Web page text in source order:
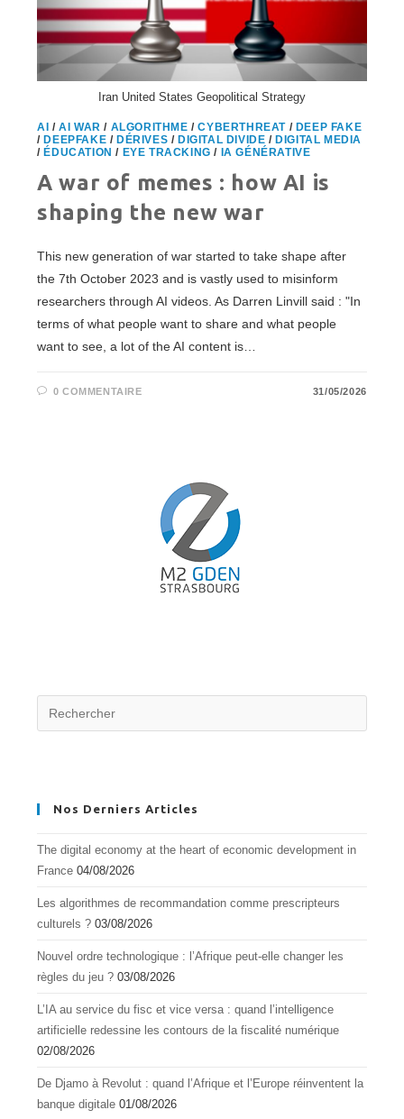
Iran United States Geopolitical Strategy
AI /AI WAR / ALGORITHME /CYBERTHREAT / DEEP FAKE
/ DEEPFAKE / DÉRIVES / DIGITAL DIVIDE / DIGITAL MEDIA
/ ÉDUCATION / EYE TRACKING / IA GÉNÉRATIVE
A war of memes : how AI is
shaping the new war
This new generation of war started to take shape after
the 7th October 2023 and is vastly used to misinform
researchers through AI videos. As Darren Linvill said : "In
terms of what people want to share and what people
want to see, a lot of the AI content is…
0 COMMENTAIRE 31/05/2026
Nos Derniers Articles
The digital economy at the heart of economic development in
France 04/08/2026
Les algorithmes de recommandation comme prescripteurs
culturels ? 03/08/2026
Nouvel ordre technologique : l’Afrique peut-elle changer les
règles du jeu ? 03/08/2026
L’IA au service du fisc et vice versa : quand l’intelligence
artificielle redessine les contours de la fiscalité numérique
02/08/2026
De Djamo à Revolut : quand l’Afrique et l’Europe réinventent la
banque digitale 01/08/2026